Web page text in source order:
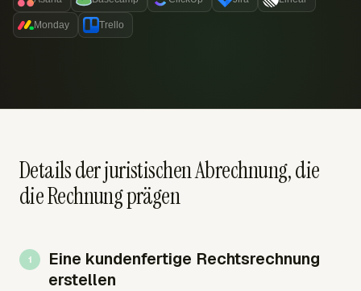
Monday Trello
Details der juristischen Abrechnung, die
die Rechnung prägen
Eine kundenfertige Rechtsrechnung
erstellen